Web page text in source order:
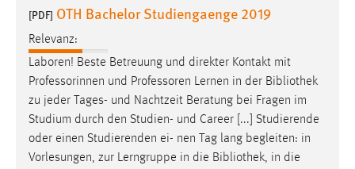
[PDF] OTH Bachelor Studiengaenge 2019
Relevanz:
Laboren! Beste Betreuung und direkter Kontakt mit
Professorinnen und Professoren Lernen in der Bibliothek
zu jeder Tages- und Nachtzeit Beratung bei Fragen im
Studium durch den Studien- und Career [...] Studierende
oder einen Studierenden ei- nen Tag lang begleiten: in
Vorlesungen, zur Lerngruppe in die Bibliothek, in die